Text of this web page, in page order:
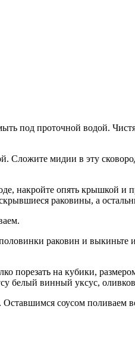
под проточной водой.
мидии в эту
накройте опять крышкой
раковины, а
раковин и
порезать на кубики,
белый винный уксус,
соусом поливаем